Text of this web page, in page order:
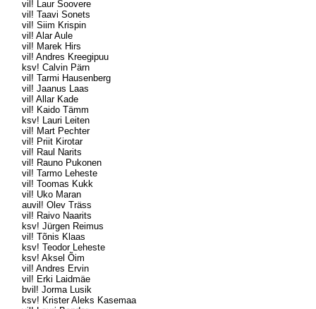
vil! Laur Soovere
vil! Taavi Sonets
vil! Siim Krispin
vil! Alar Aule
vil! Marek Hirs
vil! Andres Kreegipuu
ksv! Calvin Pärn
vil! Tarmi Hausenberg
vil! Jaanus Laas
vil! Allar Kade
vil! Kaido Tämm
ksv! Lauri Leiten
vil! Mart Pechter
vil! Priit Kirotar
vil! Raul Narits
vil! Rauno Pukonen
vil! Tarmo Leheste
vil! Toomas Kukk
vil! Uko Maran
auvil! Olev Träss
vil! Raivo Naarits
ksv! Jürgen Reimus
vil! Tõnis Klaas
ksv! Teodor Leheste
ksv! Aksel Õim
vil! Andres Ervin
vil! Erki Laidmäe
bvil! Jorma Lusik
ksv! Krister Aleks Kasemaa